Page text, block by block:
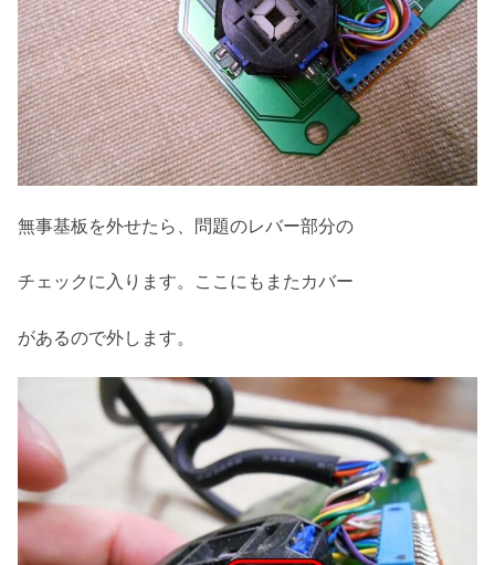
無事基板を外せたら、問題のレバー部分の
チェックに入ります。ここにもまたカバー
があるので外します。